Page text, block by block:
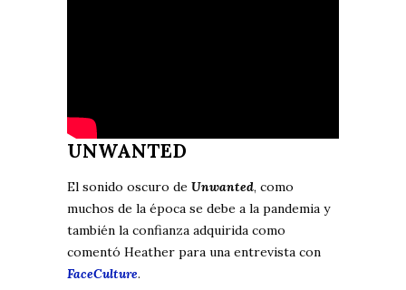
UNWANTED
El sonido oscuro de Unwanted, como
muchos de la época se debe a la pandemia y
también la confianza adquirida como
comentó Heather para una entrevista con
FaceCulture.